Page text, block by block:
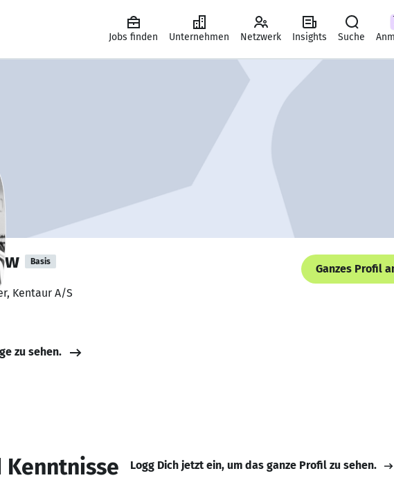
Jobs finden Unternehmen Netzwerk Insights Suche
Basis
Ganzes Profil
Kentaur A/S
zu sehen.
Kenntnisse Logg Dich jetzt ein, um das ganze Profil zu sehen.